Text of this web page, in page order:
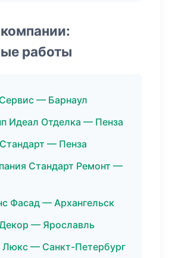
работы
— Барнаул
Идеал Отделка — Пенза
— Пенза
Стандарт Ремонт —
Фасад — Архангельск
— Ярославль
— Санкт-Петербург